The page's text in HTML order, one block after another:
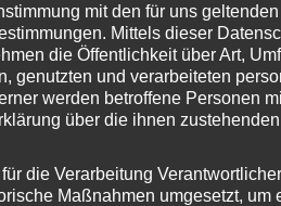
noch manches anschaffen,
sicherlich festigen. Es ist dagegen
Schulden für das Fest
Prioritäten zu setzen, und
auch später zu einem
goldenen Hochzeit. Vielleicht
eine Frage der individuellen
mit den für uns
Mittels dieser
die Öffentlichkeit über Art,
genutzten und verarbeiteten
werden betroffene Personen
über die ihnen
die Verarbeitung
Maßnahmen umgesetzt, um